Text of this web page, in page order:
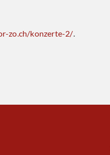
zo.ch/konzerte-2/.